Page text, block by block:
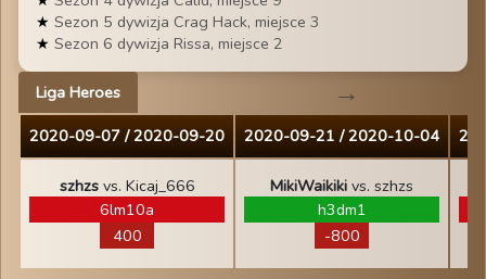
Sezon 5 dywizja Crag Hack, miejsce 3
Sezon 6 dywizja Rissa, miejsce 2
Liga Heroes
2020-09-07 / 2020-09-20
2020-09-21 / 2020-10-04
szhzsvs. Kicaj_666
6lm10a
400
MikiWaikiki vs. szhzs
h3dm1
-800